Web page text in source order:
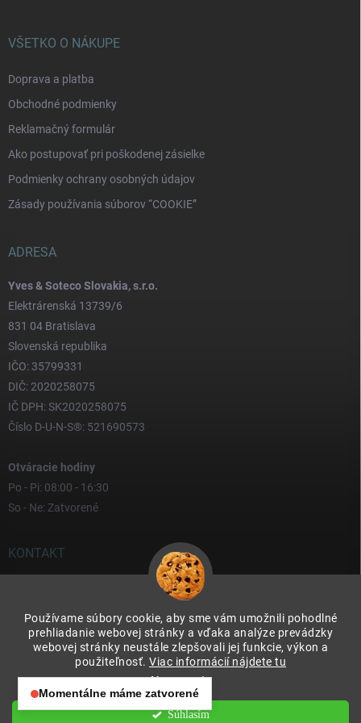
Používame súbory cookie, aby sme vám umožnili pohodlné
prehliadanie webovej stránky a vďaka analýze prevádzky
webovej stránky neustále zlepšovali jej funkcie, výkon a
použiteľnosť. Viac informácií nájdete tu
Nastavenie
Súhlasím
VŠETKO O NÁKUPE
Doprava a platba
Obchodné podmienky
Reklamačný formulár
Ako postupovať pri poškodenej zásielke
Podmienky ochrany osobných údajov
Zásady používania súborov “COOKIE”
ADRESA
Yves & Soteco Slovakia, s.r.o.
Elektrárenská 13739/6
831 04 Bratislava
Slovenská republika
IČO: 35799331
DIČ: 2020258075
IČ DPH: SK2020258075
Číslo D-U-N-S®: 521690573
Otváracie hodiny
Po - Pi: 08:00 - 16:30
So - Ne: Zatvorené
KONTAKT
0917 000 000
Yves & Soteco Slovakia s.r.o.
Momentálne máme zatvorené
Otváracie hodiny: